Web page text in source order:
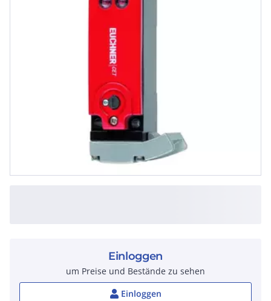
Einloggen
um Preise und Bestände zu sehen
Einloggen